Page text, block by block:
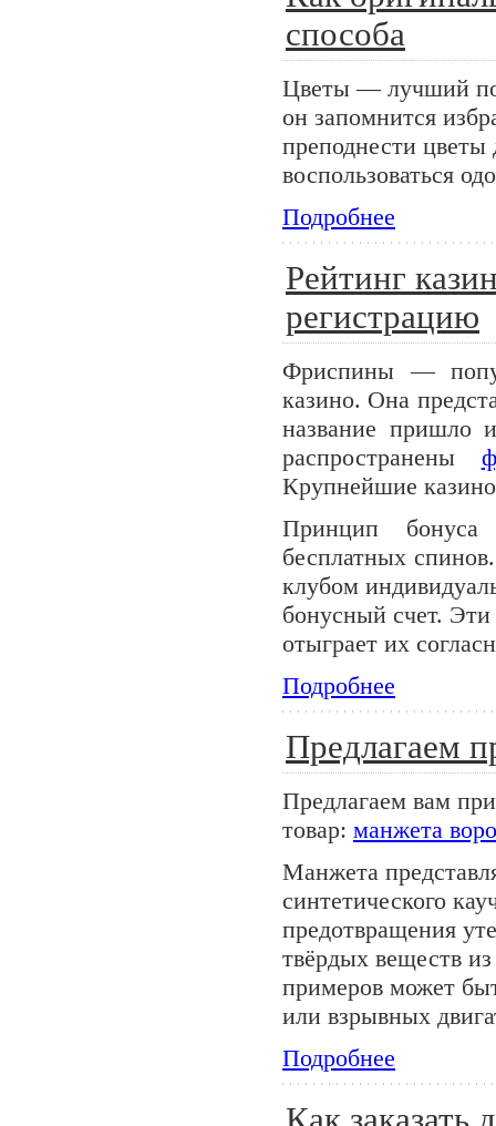
способа
Цветы — лучший
он запомнится
преподнести
воспользоваться
Подробнее
Рейтинг
регистрацию
Фриспины —
казино. Она
название пришло
распространены
Крупнейшие
Принцип бонуса
бесплатных
клубом
бонусный счет. Эти
отыграет их
Подробнее
Предлагаем
Предлагаем вам
товар: манжета
Манжета
синтетического
предотвращения
твёрдых веществ
примеров может
или взрывных
Подробнее